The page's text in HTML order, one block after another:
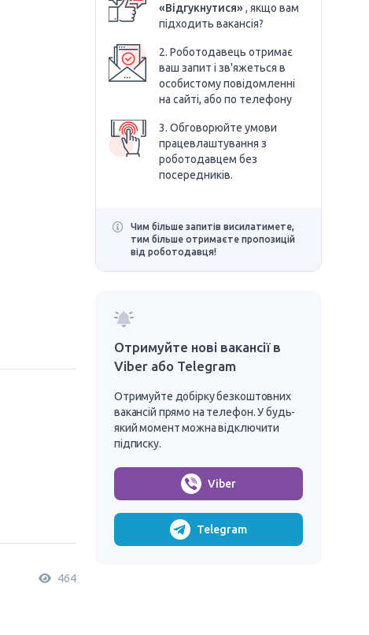
464
«Відгукнутися», якщо вам
підходить вакансія?
2. Роботодавець отримає
ваш запит і зв'яжеться в
особистому повідомленні
на сайті, або по телефону
3. Обговорюйте умови
працевлаштування з
роботодавцем без
посередників.
Чим більше запитів висилатимете,
тим більше отримаєте пропозицій
від роботодавця!
Отримуйте нові вакансії в
Viber або Telegram
Отримуйте добірку безкоштовних
вакансій прямо на телефон. У будь-
який момент можна відключити
підписку.
Viber
Telegram